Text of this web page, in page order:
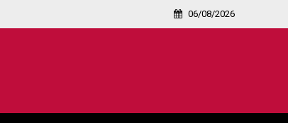
06/08/2026